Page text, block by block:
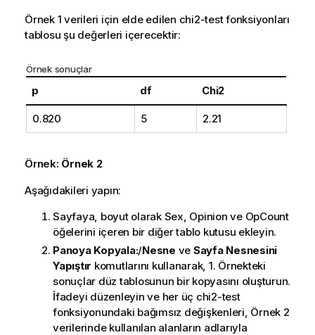
Örnek 1 verileri için elde edilen chi2-testfonksiyonları
tablosu şu değerleri içerecektir:
Örnek sonuçlar
p df Chi2
0.820 5 2.21
Örnek: Örnek 2
Aşağıdakileri yapın:
Sayfaya, boyut olarak Sex Opinion ve OpCount
öğelerini içeren bir diğer tablo kutusu ekleyin.
Panoya Kopyala:/Nesne ve Sayfa Nesnesini
Yapıştır komutlarını kullanarak, 1. Örnekteki
sonuçlar düz tablosunun bir kopyasını oluşturun.
İfadeyi düzenleyin ve her üç chi2-test
fonksiyonundaki bağımsız değişkenleri, Örnek 2
verilerinde kullanılan alanların adlarıyla